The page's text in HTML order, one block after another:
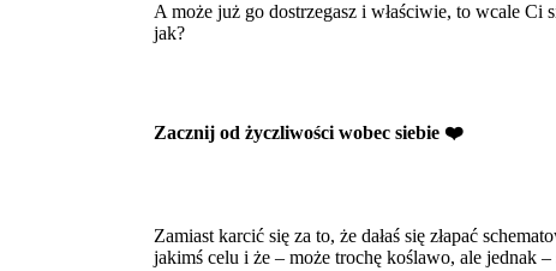
A może już go dostrzegasz i właściwie, to wcale Ci
jak?
Zacznij od życzliwości wobec siebie ❤️
Zamiast karcić się za to, że dałaś się złapać
jakimś celu i że – może trochę koślawo, ale jednak –